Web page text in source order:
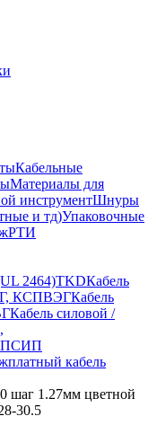
Кабельные
Материалы для
инструментШнуры
и тд)Упаковочные
РТИ
2464)TKDКабель
КСПВЭГКабель
Кабель силовой /
СИП
кабель
шаг 1.27мм цветной
30.5